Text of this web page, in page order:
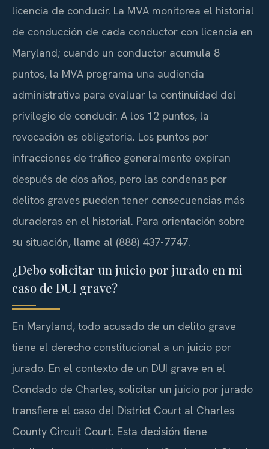
licencia de conducir. La MVA monitorea el historial
de conducción de cada conductor con licencia en
Maryland; cuando un conductor acumula 8
puntos, la MVA programa una audiencia
administrativa para evaluar la continuidad del
privilegio de conducir. A los 12 puntos, la
revocación es obligatoria. Los puntos por
infracciones de tráfico generalmente expiran
después de dos años, pero las condenas por
delitos graves pueden tener consecuencias más
duraderas en el historial. Para orientación sobre
su situación, llame al (888) 437-7747.
¿Debo solicitar un juicio por jurado en mi
caso de DUI grave?
En Maryland, todo acusado de un delito grave
tiene el derecho constitucional a un juicio por
jurado. En el contexto de un DUI grave en el
Condado de Charles, solicitar un juicio por jurado
transfiere el caso del District Court al Charles
County Circuit Court. Esta decisión tiene